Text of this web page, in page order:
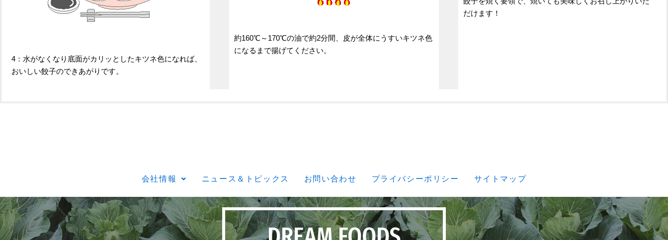
4：水がなくなり底面がカリッとしたキツネ色になれば、
おいしい餃子のできあがりです。
約160℃～170℃の油で約2分間、皮が全体にうすいキツネ色
になるまで揚げてください。
だけます！
会社情報 ニュース＆トピックス お問い合わせ プライバシーポリシー サイトマップ